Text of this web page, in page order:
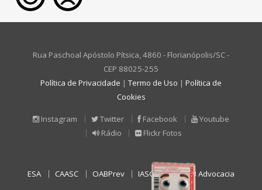
Rua Paschoal Apóstolo Pítsica, 4860 - Florianópolis/SC -
CEP 88025-255
Política de Privacidade | Termo de Uso | Política de
Cookies
Instagram Twitter Facebook
Youtube
Rádio
Flickr Fotos
ESA CAASC OABPrev IASC SICOOB Advocacia